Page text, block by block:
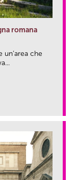
romana
un’area che